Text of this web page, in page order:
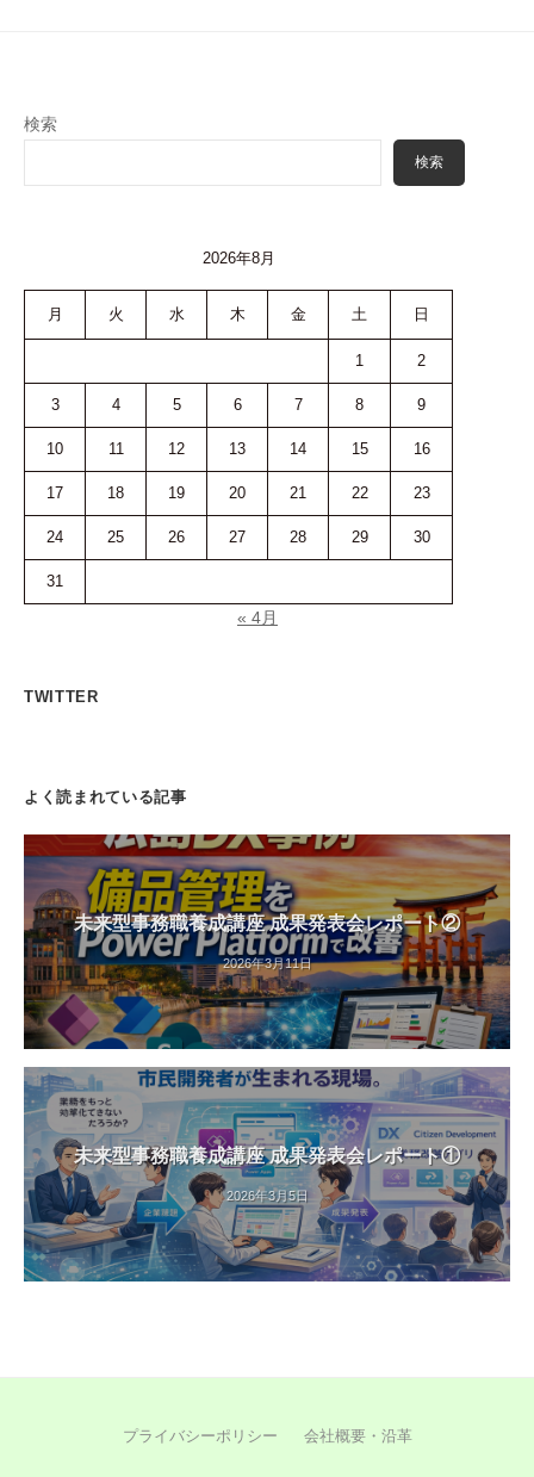
検索
検索
2026年8月
月 火 水 木 金 土 日
1 2
3 4 5 6 7 8 9
10 11 12 13 14 15 16
17 18 19 20 21 22 23
24 25 26 27 28 29 30
31
« 4月
TWITTER
よく読まれている記事
未来型事務職養成講座 成果発表会レポート②
2026年3月11日
未来型事務職養成講座 成果発表会レポート①
2026年3月5日
プライバシーポリシー 会社概要・沿革